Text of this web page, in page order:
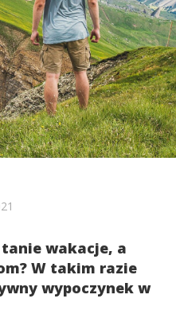
tanie wakacje, a
W takim razie
wypoczynek w
których serwis
nie będzie w
pełni
funkcjonował
zgodnie z
zamierzeniem.
W szczególności
to ciasteczka
sieci
któremu serwis
może być coraz
lepszy.